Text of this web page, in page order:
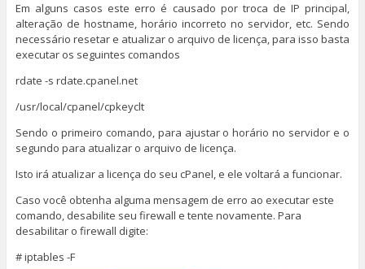
Em alguns casos este erro é causado por troca de IP principal,
alteração de hostname, horário incorreto no servidor, etc. Sendo
necessário resetar e atualizar o arquivo de licença, para isso basta
executar os seguintes comandos
rdate -s rdate.cpanel.net
/usr/local/cpanel/cpkeyclt
Sendo o primeiro comando, para ajustar o horário no servidor e o
segundo para atualizar o arquivo de licença.
Isto irá atualizar a licença do seu cPanel, e ele voltará a funcionar.
Caso você obtenha alguma mensagem de erro ao executar este
comando, desabilite seu firewall e tente novamente. Para
desabilitar o firewall digite:
# iptables -F